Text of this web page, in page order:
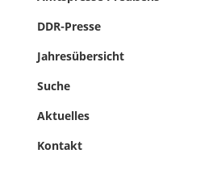
DDR-Presse
Jahresübersicht
Suche
Aktuelles
Kontakt